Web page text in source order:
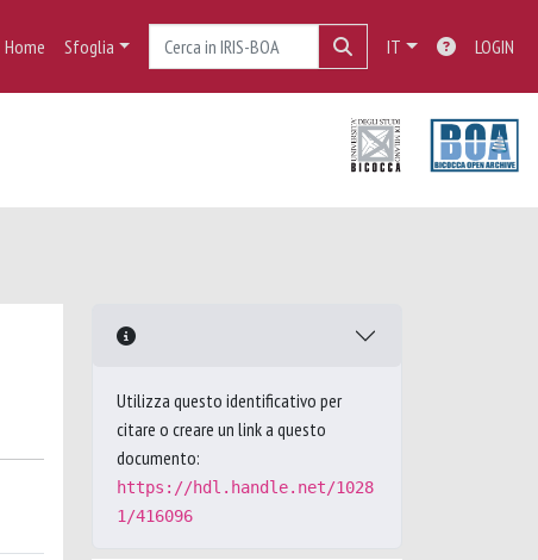
Home Sfoglia IT LOGIN
Utilizza questo identificativo per
citare o creare un link a questo
documento:
https://hdl.handle.net/1028
1/416096